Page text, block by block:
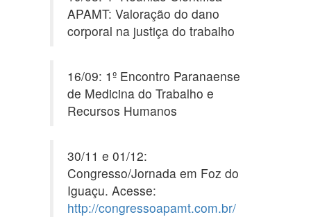
APAMT: Valoração do dano
corporal na justiça do trabalho
16/09: 1º Encontro Paranaense
de Medicina do Trabalho e
Recursos Humanos
30/11 e 01/12:
Congresso/Jornada em Foz do
Iguaçu. Acesse:
http://congressoapamt.com.br/